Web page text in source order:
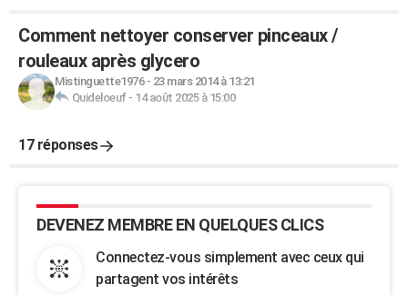
Comment nettoyer conserver pinceaux /
rouleaux après glycero
Mistinguette1976- 23 mars 2014 à 13:21
Quideloeuf- 14 août 2025 à 15:00
17 réponses
DEVENEZ MEMBRE EN QUELQUES CLICS
Connectez-vous simplement avec ceux qui
partagent vos intérêts